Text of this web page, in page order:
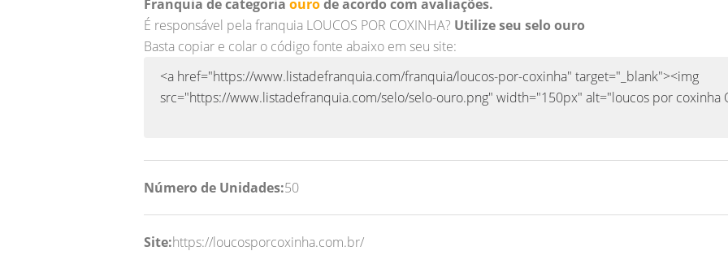
Franquia de categoria ourode acordo com avaliações.
É responsável pela franquia LOUCOS POR COXINHA? Utilize seu selo ouro
Basta copiar e colar o código fonte abaixo em seu site:
Número de Unidades:50
Site:https://loucosporcoxinha.com.br/